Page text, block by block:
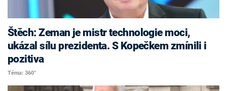
Štěch: Zeman je mistr technologie moci,
ukázal sílu prezidenta. S Kopečkem zmínili i
pozitiva
Téma: 360°